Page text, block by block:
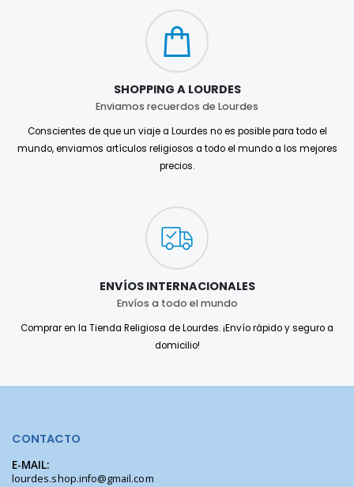
SHOPPING A LOURDES
Enviamos recuerdos de Lourdes
Conscientes de que un viaje a Lourdes no es posible para todo el
mundo, enviamos artículos religiosos a todo el mundo a los mejores
precios.
ENVÍOS INTERNACIONALES
Envíos a todo el mundo
Comprar en la Tienda Religiosa de Lourdes. ¡Envío rápido y seguro a
domicilio!
CONTACTO
E-MAIL:
lourdes.shop.info@gmail.com